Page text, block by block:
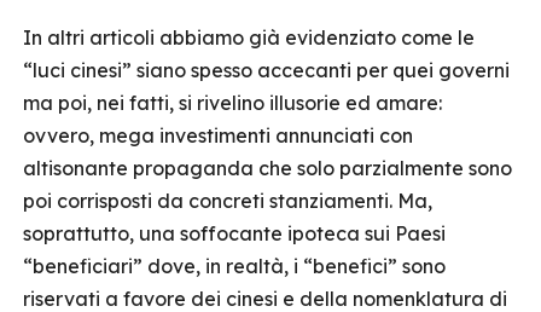
In altri articoli abbiamo già evidenziato come le
“luci cinesi” siano spesso accecanti per quei governi
ma poi, nei fatti, si rivelino illusorie ed amare:
ovvero, mega investimenti annunciati con
altisonante propaganda che solo parzialmente sono
poi corrisposti da concreti stanziamenti. Ma,
soprattutto, una soffocante ipoteca sui Paesi
“beneficiari” dove, in realtà, i “benefici” sono
riservati a favore dei cinesi e della nomenklatura di